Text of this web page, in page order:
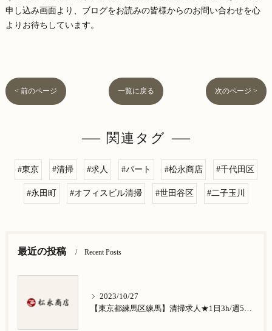
申し込み画面より、ブログをお読みの皆様からのお問い合わせを心
よりお待ちしています。
< 前のページ 一覧に戻る 次のページ >
関連タグ
#東京 #清掃 #求人 #パート #松永商店 #千代田区
#永田町 #オフィスビル清掃 #世田谷区 #二子玉川
最近の投稿 Recent Posts
2023/10/27
【東京都練馬区練馬】清掃求人★1日3h/週5日/祝日お休み★谷原在住の方歓迎